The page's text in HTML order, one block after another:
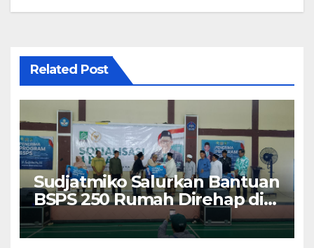
Related Post
Sudjatmiko Salurkan Bantuan
BSPS 250 Rumah Direhap di
Depok